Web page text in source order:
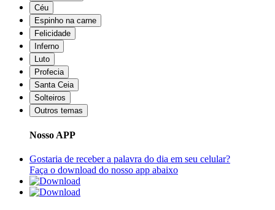
Céu
Espinho na carne
Felicidade
Inferno
Luto
Profecia
Santa Ceia
Solteiros
Outros temas
Nosso APP
Gostaria de receber a palavra do dia em seu celular?
Faça o download do nosso app abaixo